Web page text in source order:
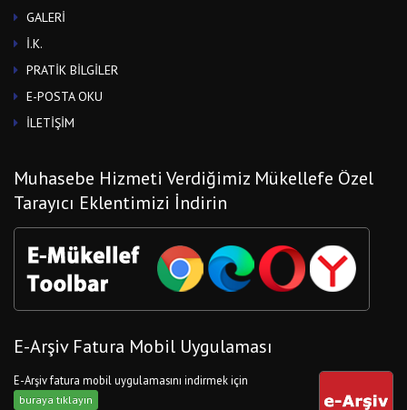
GALERİ
İ.K.
PRATİK BİLGİLER
E-POSTA OKU
İLETİŞİM
Muhasebe Hizmeti Verdiğimiz Mükellefe Özel
Tarayıcı Eklentimizi İndirin
E-Arşiv Fatura Mobil Uygulaması
E-Arşiv fatura mobil uygulamasını indirmek için
buraya tıklayın